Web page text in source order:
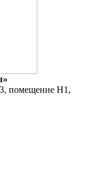
помещение Н1,